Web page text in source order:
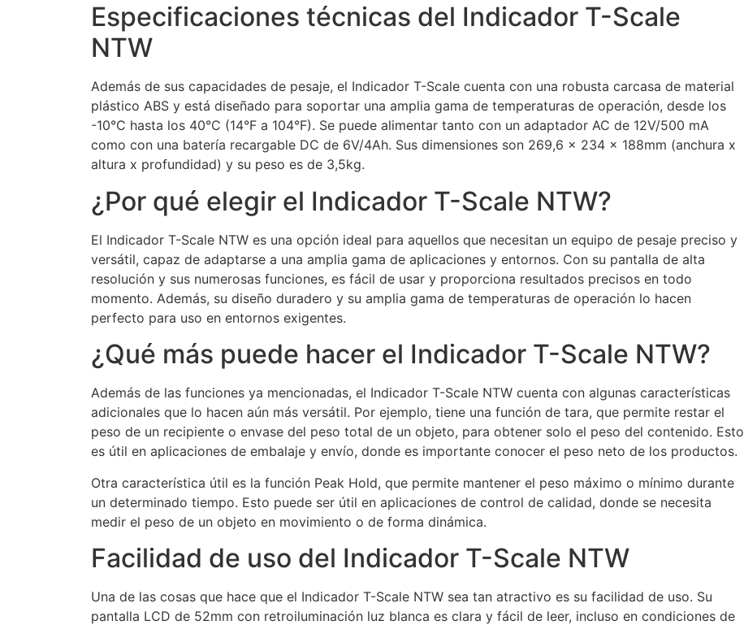
Especificaciones técnicas del Indicador T-Scale
NTW
Además de sus capacidades de pesaje, el Indicador T-Scale cuenta con una robusta carcasa de material
plástico ABS y está diseñado para soportar una amplia gama de temperaturas de operación, desde los
-10°C hasta los 40°C (14°F a 104°F). Se puede alimentar tanto con un adaptador AC de 12V/500 mA
como con una batería recargable DC de 6V/4Ah. Sus dimensiones son 269,6 x 234 x 188mm (anchura x
altura x profundidad) y su peso es de 3,5kg.
¿Por qué elegir el Indicador T-Scale NTW?
El Indicador T-Scale NTW es una opción ideal para aquellos que necesitan un equipo de pesaje preciso y
versátil, capaz de adaptarse a una amplia gama de aplicaciones y entornos. Con su pantalla de alta
resolución y sus numerosas funciones, es fácil de usar y proporciona resultados precisos en todo
momento. Además, su diseño duradero y su amplia gama de temperaturas de operación lo hacen
perfecto para uso en entornos exigentes.
¿Qué más puede hacer el Indicador T-Scale NTW?
Además de las funciones ya mencionadas, el Indicador T-Scale NTW cuenta con algunas características
adicionales que lo hacen aún más versátil. Por ejemplo, tiene una función de tara, que permite restar el
peso de un recipiente o envase del peso total de un objeto, para obtener solo el peso del contenido. Esto
es útil en aplicaciones de embalaje y envío, donde es importante conocer el peso neto de los productos.
Otra característica útil es la función Peak Hold, que permite mantener el peso máximo o mínimo durante
un determinado tiempo. Esto puede ser útil en aplicaciones de control de calidad, donde se necesita
medir el peso de un objeto en movimiento o de forma dinámica.
Facilidad de uso del Indicador T-Scale NTW
Una de las cosas que hace que el Indicador T-Scale NTW sea tan atractivo es su facilidad de uso. Su
pantalla LCD de 52mm con retroiluminación luz blanca es clara y fácil de leer, incluso en condiciones de